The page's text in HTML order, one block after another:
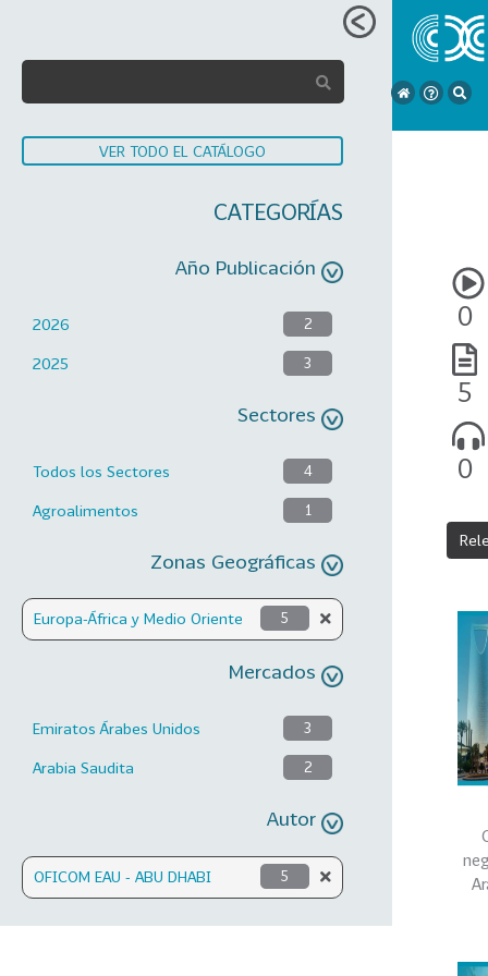
VER TODO EL CATÁLOGO
CATEGORÍAS
Año Publicación
2026 2
2025 3
Sectores
Todos los Sectores 4
Agroalimentos 1
Zonas Geográficas
Europa-África y Medio Oriente 5
Mercados
Emiratos Árabes Unidos 3
Arabia Saudita 2
Autor
OFICOM EAU - ABU DHABI 5
0
5
0